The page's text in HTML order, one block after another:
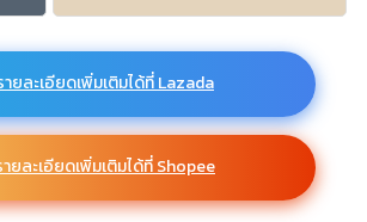
ยละเอียดเพิ่มเติมได้ที่ Lazada
ยละเอียดเพิ่มเติมได้ที่ Shopee